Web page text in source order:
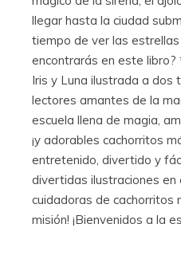
llegar hasta la ciudad
tiempo de ver las estrellas
encontrarás en este libro?
Iris y Luna ilustrada a dos
lectores amantes de la
escuela llena de magia,
¡y adorables cachorritos
entretenido, divertido y
divertidas ilustraciones en
cuidadoras de cachorritos
misión! ¡Bienvenidos a la